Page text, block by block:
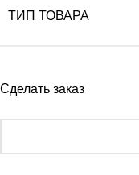
ТИП ТОВАРА
Сделать заказ